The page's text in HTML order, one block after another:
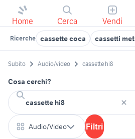
Home Cerca Vendi
Ricerche cassette coca cassetti
Subito Audio/video cassette hi8
Cosa cerchi?
Audio/Video Filtri